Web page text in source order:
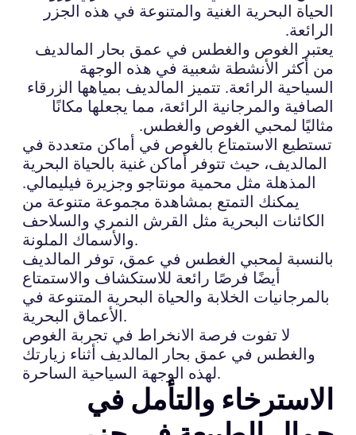
الحياة البحرية الغنية والمتنوعة في هذه الجزر
الرائعة.
يعتبر الغوص والغطس في عمق بحار المالديف
من أكثر الأنشطة شعبية في هذه الوجهة
السياحية الرائعة. تتميز المالديف بمياهها الزرقاء
الصافية والمرجانية الرائعة، مما يجعلها مكانًا
مثاليًا لمحبي الغوص والغطس.
تستطيع الاستمتاع بالغوص في أماكن متعددة في
المالديف، حيث تتوفر أماكن غنية بالحياة البحرية
المذهلة مثل محمية مونتاجو وجزيرة فيليمالي.
يمكنك التمتع بمشاهدة مجموعة متنوعة من
الكائنات البحرية مثل القرش النمري والسلاحف
والأسماك الملونة.
بالنسبة لمحبي الغطس في عمق، توفر المالديف
أيضًا فرصًا رائعة للاستكشاف والاستمتاع
بالمرجانيات الخلابة والحياة البحرية المتنوعة في
الأعماق البحرية.
لا تفوت فرصة الانخراط في تجربة الغوص
والغطس في عمق بحار المالديف أثناء زيارتك
لهذه الوجهة السياحية الساحرة.
الاسترخاء والتأمل في